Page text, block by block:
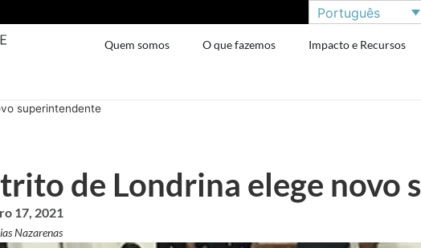
Português
Quem somos O que fazemos Impacto e Recursos
superintendente
de Londrina elege novo
17, 2021
Nazarenas